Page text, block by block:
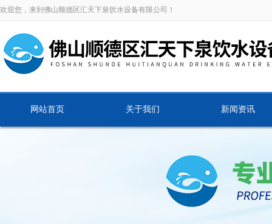
欢迎您，来到佛山顺德区汇天下泉饮水设备有限公司！
网站首页 关于我们 新闻资讯